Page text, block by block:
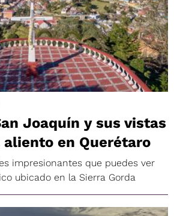
Joaquín y sus vistas
en Querétaro
impresionantes que puedes ver
ubicado en la Sierra Gorda